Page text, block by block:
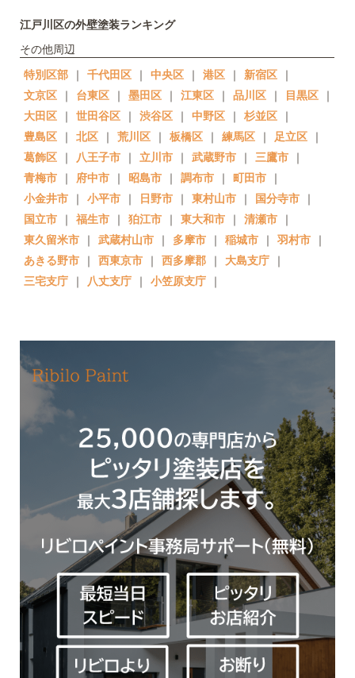
江戸川区の外壁塗装ランキング
その他周辺
特別区部 ｜ 千代田区 ｜ 中央区 ｜ 港区 ｜ 新宿区 ｜
文京区 ｜ 台東区 ｜ 墨田区 ｜ 江東区 ｜ 品川区 ｜ 目黒区 ｜
大田区 ｜ 世田谷区 ｜ 渋谷区 ｜ 中野区 ｜ 杉並区 ｜
豊島区 ｜ 北区 ｜ 荒川区 ｜ 板橋区 ｜ 練馬区 ｜ 足立区 ｜
葛飾区 ｜ 八王子市 ｜ 立川市 ｜ 武蔵野市 ｜ 三鷹市 ｜
青梅市 ｜ 府中市 ｜ 昭島市 ｜ 調布市 ｜ 町田市 ｜
小金井市 ｜ 小平市 ｜ 日野市 ｜ 東村山市 ｜ 国分寺市 ｜
国立市 ｜ 福生市 ｜ 狛江市 ｜ 東大和市 ｜ 清瀬市 ｜
東久留米市 ｜ 武蔵村山市 ｜ 多摩市 ｜ 稲城市 ｜ 羽村市 ｜
あきる野市 ｜ 西東京市 ｜ 西多摩郡 ｜ 大島支庁 ｜
三宅支庁 ｜ 八丈支庁 ｜ 小笠原支庁 ｜